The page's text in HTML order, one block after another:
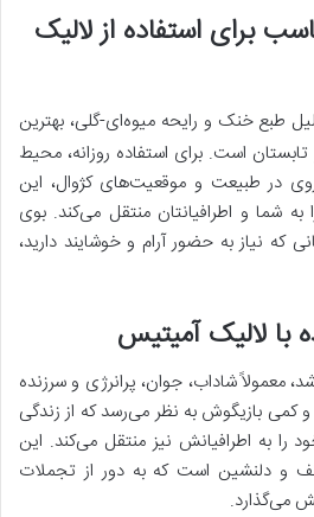
برای استفاده از لالیک
طبع خنک و رایحه میوه‌ای-گلی، بهترین
است. برای استفاده روزانه، محیط
در طبیعت و موقعیت‌های کژوال، این
شما و اطرافیانتان منتقل می‌کند. بوی
که نیاز به حضور آرام و خوشایند دارید،
لالیک آمیتیس
معمولاً شاداب، جوان، پرانرژی و سرزنده
بازیگوش به نظر می‌رسد که از زندگی
را به اطرافیانش نیز منتقل می‌کند. این
و دلنشین است که به دور از تجملات
می‌گذارد.